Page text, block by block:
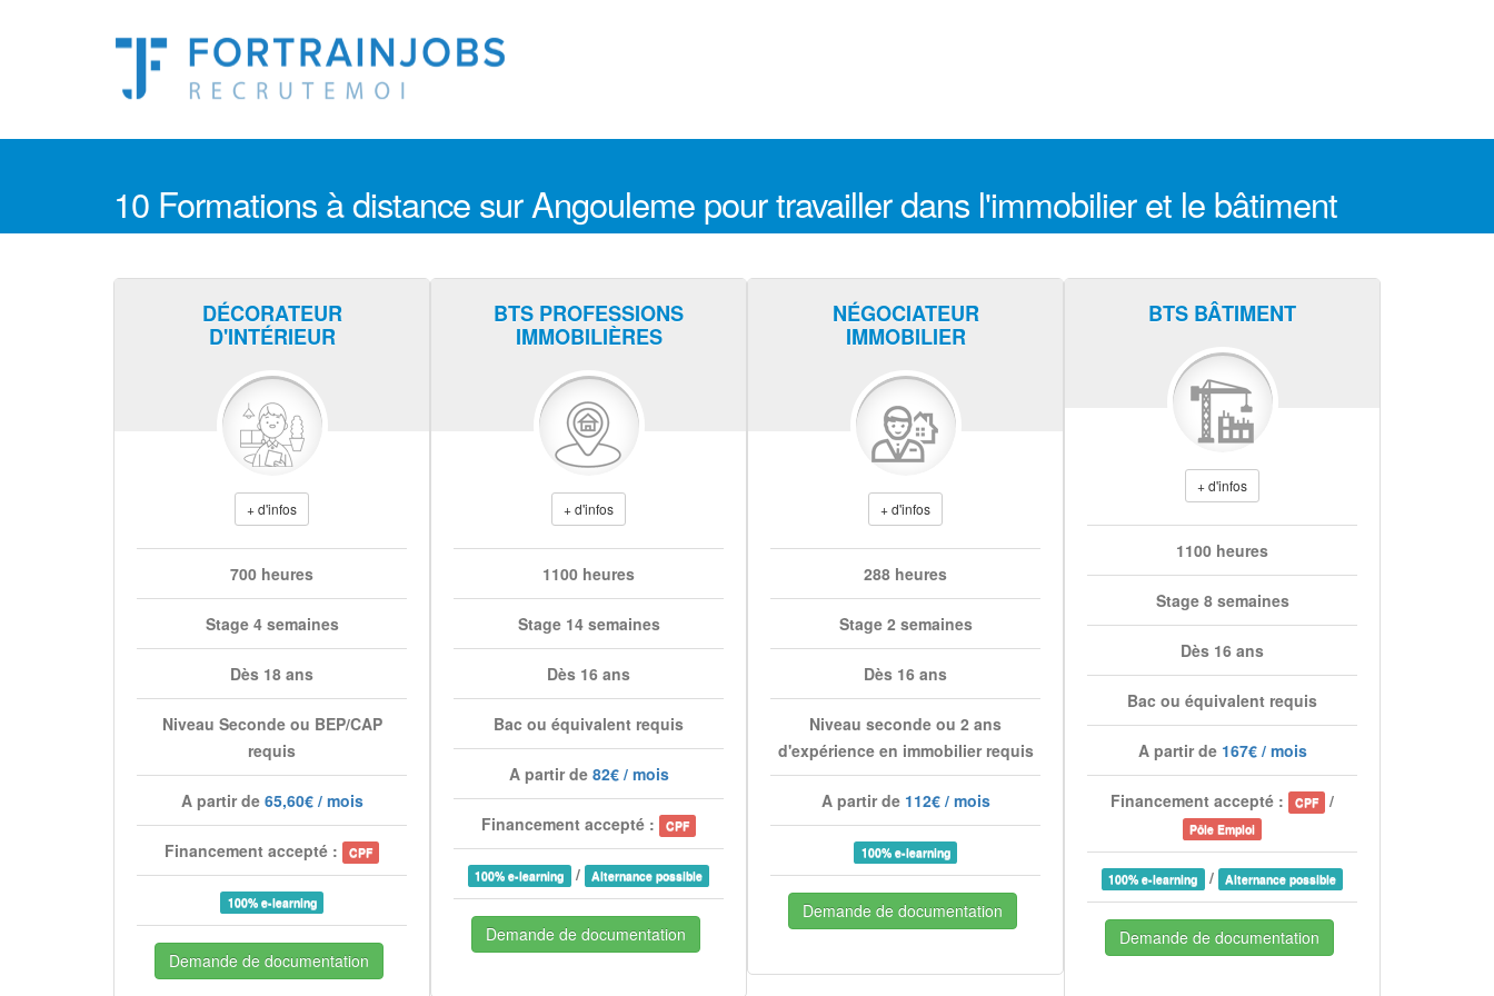
10 Formations à distance sur Angouleme pour travailler dans l'immobilier et le bâtiment
DÉCORATEUR
D'INTÉRIEUR
+ d'infos
700 heures
Stage 4 semaines
Dès 18 ans
Niveau Seconde ou BEP/CAP
requis
A partir de 65,60€ / mois
Financement accepté : CPF
100% e-learning
Demande de documentation
BTS PROFESSIONS
IMMOBILIÈRES
+ d'infos
1100 heures
Stage 14 semaines
Dès 16 ans
Bac ou équivalent requis
A partir de 82€ / mois
Financement accepté : CPF
100% e-learning / Alternance possible
Demande de documentation
NÉGOCIATEUR
IMMOBILIER
+ d'infos
288 heures
Stage 2 semaines
Dès 16 ans
Niveau seconde ou 2 ans
d'expérience en immobilier requis
A partir de 112€ / mois
100% e-learning
Demande de documentation
BTS BÂTIMENT
+ d'infos
1100 heures
Stage 8 semaines
Dès 16 ans
Bac ou équivalent requis
A partir de 167€ / mois
Financement accepté : CPF /
Pôle Emploi
100% e-learning / Alternance possible
Demande de documentation